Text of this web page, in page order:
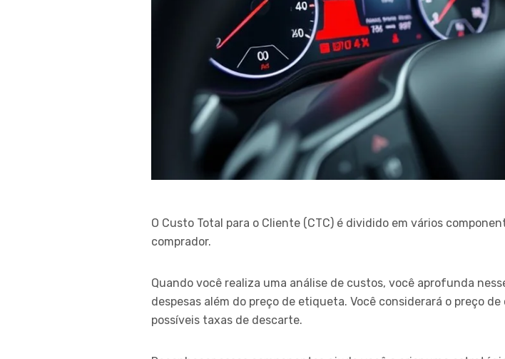
O Custo Total para o Cliente (CTC) é dividido em vários
comprador.
Quando você realiza uma análise de custos, você aprofunda
despesas além do preço de etiqueta. Você considerará o preço
possíveis taxas de descarte.